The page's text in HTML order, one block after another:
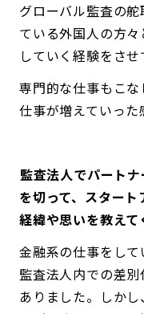
グローバル監査の
ている外国人の方
していく経験をさせ
専門的な仕事もこ
仕事が増えていった
――監査法人でパート
を切って、スター
経緯や思いを教えて
金融系の仕事をし
監査法人内での差
ありました。しか